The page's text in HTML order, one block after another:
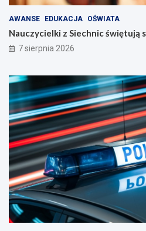
AWANSE EDUKACJA OŚWIATA
Nauczycielki z Siechnic świętują
7 sierpnia 2026